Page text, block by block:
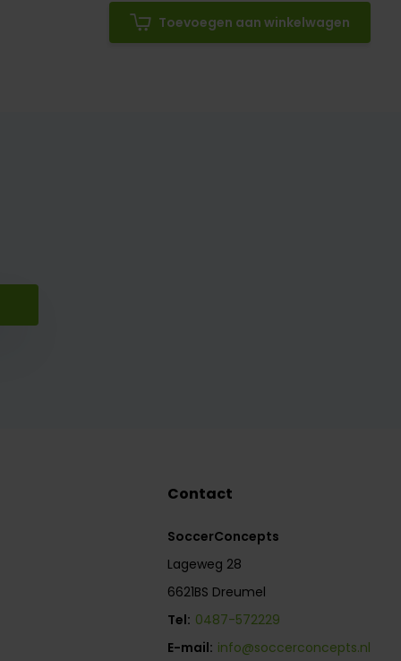
Toevoegen aan winkelwagen
Contact
SoccerConcepts
Lageweg 28
6621BS Dreumel
Tel: 0487-572229
E-mail: info@soccerconcepts.nl